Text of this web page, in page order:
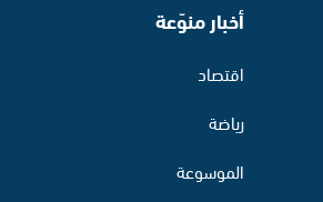
أخبار منوّعة
اقتصاد
رياضة
الموسوعة